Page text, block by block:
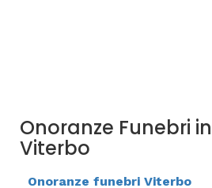
Onoranze Funebri
Viterbo
Onoranze funebri Viterbo